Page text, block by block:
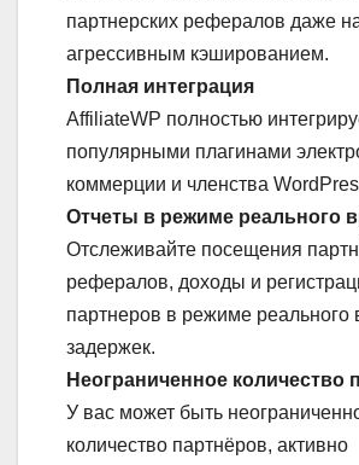
партнерских рефералов даже
агрессивным кэшированием.
Полная интеграция
AffiliateWP полностью
популярными плагинами
коммерции и членства
Отчеты в режиме реального
Отслеживайте посещения
рефералов, доходы и
партнеров в режиме реального
задержек.
Неограниченное количество
У вас может быть
количество партнёров, активно